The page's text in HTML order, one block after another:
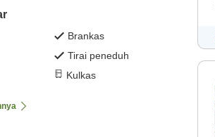
Brankas
Tirai peneduh
Kulkas